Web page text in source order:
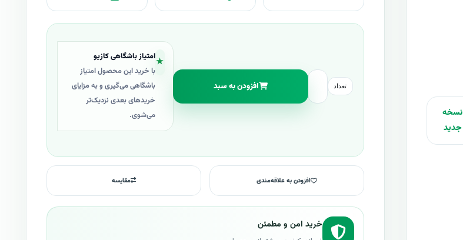
تعداد افزودن به سبد
★امتیاز باشگاهی کازیو
با خرید این محصول امتیاز
باشگاهی می‌گیری و به مزایای
خریدهای بعدی نزدیک‌تر
می‌شوی.
افزودن به علاقه‌مندی مقایسه
خرید امن و مطمئن
نسخه
جدید